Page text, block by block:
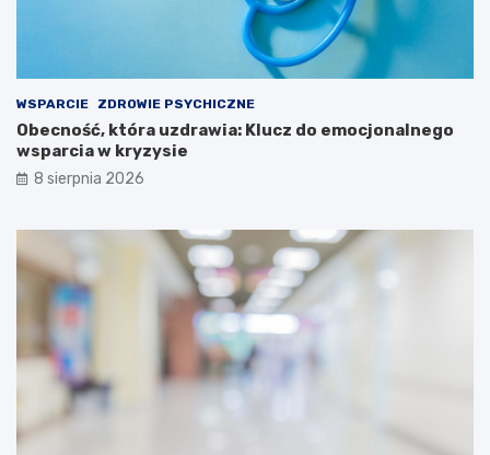
WSPARCIE ZDROWIE PSYCHICZNE
Obecność, która uzdrawia: Klucz do emocjonalnego
wsparcia w kryzysie
8 sierpnia 2026